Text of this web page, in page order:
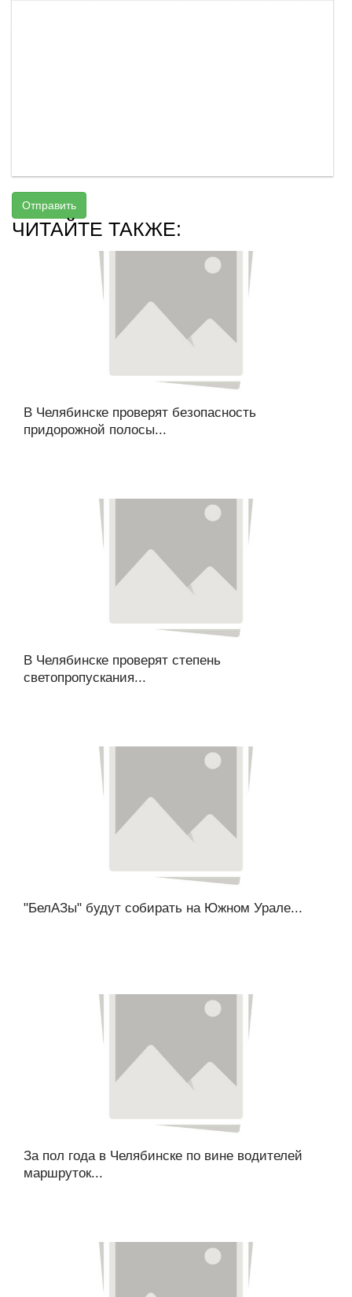
Отправить
ЧИТАЙТЕ ТАКЖЕ:
В Челябинске проверят безопасность
придорожной полосы...
В Челябинске проверят степень
светопропускания...
"БелАЗы" будут собирать на Южном Урале...
За пол года в Челябинске по вине водителей
маршруток...